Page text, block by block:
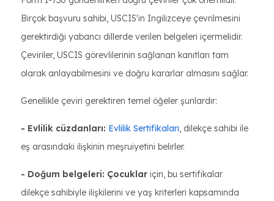
Birçok başvuru sahibi, USCIS'in İngilizceye çevrilmesini
gerektirdiği yabancı dillerde verilen belgeleri içermelidir.
Çeviriler, USCIS görevlilerinin sağlanan kanıtları tam
olarak anlayabilmesini ve doğru kararlar almasını sağlar.
Genellikle çeviri gerektiren temel öğeler şunlardır:
- Evlilik cüzdanları: Evlilik Sertifikaları, dilekçe sahibi ile
eş arasındaki ilişkinin meşruiyetini belirler.
- Doğum belgeleri: Çocuklar için, bu sertifikalar
dilekçe sahibiyle ilişkilerini ve yaş kriterleri kapsamında